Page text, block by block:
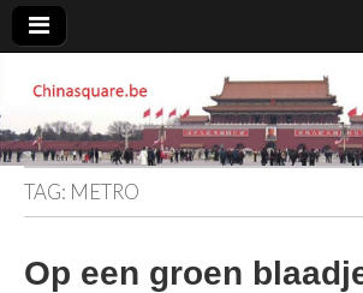
TAG: METRO
Op een groen